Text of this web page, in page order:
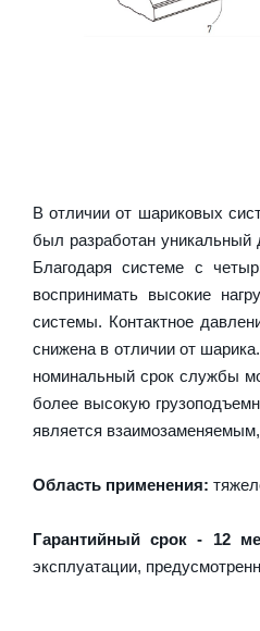
В отличии от шариковых
был разработан уникальный
Благодаря системе с
воспринимать высокие
системы. Контактное
снижена в отличии от
номинальный срок службы
более высокую
является
Область применения:
Гарантийный срок - 12
эксплуатации,